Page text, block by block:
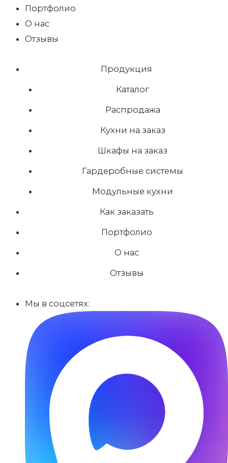
Портфолио
О нас
Отзывы
Продукция
Каталог
Распродажа
Кухни на заказ
Шкафы на заказ
Гардеробные системы
Модульные кухни
Как заказать
Портфолио
О нас
Отзывы
Мы в соцсетях: